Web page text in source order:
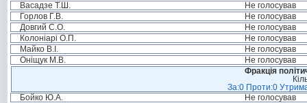
Васадзе Т.Ш.
Не голосував
Горлов Г.В.
Не голосував
Довгий С.О.
Не голосував
Колоніарі О.П.
Не голосував
Майко В.І.
Не голосував
Оніщук М.В.
Не голосував
Фракція
За:0 Проти:0
Бойко Ю.А.
Не голосував